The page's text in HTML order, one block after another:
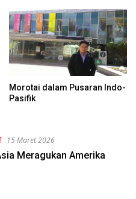
Morotai dalam Pusaran Indo-
Pasifik
15 Maret 2026
Meragukan Amerika